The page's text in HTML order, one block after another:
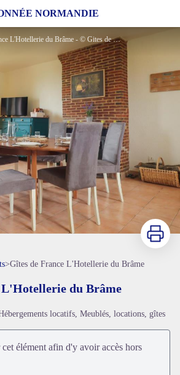
NORMANDIE
du Brâme
Gîtes de France L'Hotellerie du Brâme - © Gites de France Orne
Voir l'image en plein écran
Imprimer
>Gîtes de France L'Hotellerie du Brâme
L'Hotellerie du Brâme
locatifs, Meublés, locations, gîtes
élément afin d'y avoir accès hors